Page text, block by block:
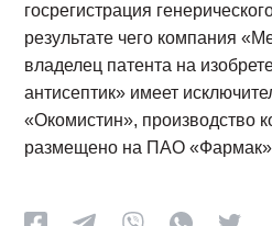
госрегистрация
результате чего компания
владелец патента на
антисептик» имеет
«Окомистин», производство
размещено на ПАО